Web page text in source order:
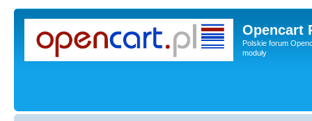
Opencart
Polskie forum
moduły